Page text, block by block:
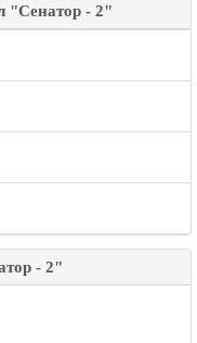
"Сенатор - 2"
- 2"